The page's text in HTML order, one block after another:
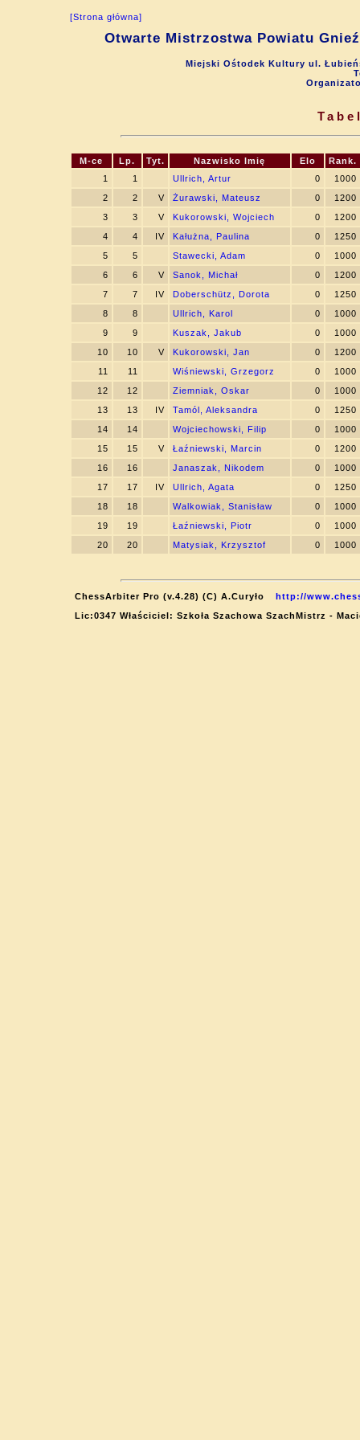
[Strona główna]
Otwarte Mistrzostwa Powiatu
Miejski Ośtodek Kultury ul.
M-ce Lp. Tyt. Nazwisko Imię Elo
Rank.
1
1 Ullrich, Artur 0
1000
2
2 V Żurawski, Mateusz 0
1200
3
3 V Kukorowski, Wojciech 0
1200
4
4 IV Kałużna, Paulina 0
1250
5
5 Stawecki, Adam 0
1000
6
6 V Sanok, Michał 0
1200
7
7 IV Doberschütz, Dorota 0
1250
8
8 Ullrich, Karol 0
1000
9
9 Kuszak, Jakub 0
1000
10
10 V Kukorowski, Jan 0
1200
11
11 Wiśniewski, Grzegorz 0
1000
12
12 Ziemniak, Oskar 0
1000
13
13 IV Tamól, Aleksandra 0
1250
14
14 Wojciechowski, Filip 0
1000
15
15 V Łaźniewski, Marcin 0
1200
16
16 Janaszak, Nikodem 0
1000
17
17 IV Ullrich, Agata 0
1250
18
18 Walkowiak, Stanisław 0
1000
19
19 Łaźniewski, Piotr 0
1000
20
20 Matysiak, Krzysztof 0 1000
ChessArbiter Pro (v.4.28) (C) A.Curyło
http://
Lic:0347 Właściciel: Szkoła Szachowa SzachMistrz -